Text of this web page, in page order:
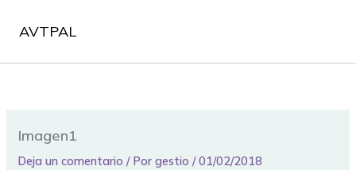
AVTPAL
Imagen1
Deja un comentario / Porgestio/01/02/2018